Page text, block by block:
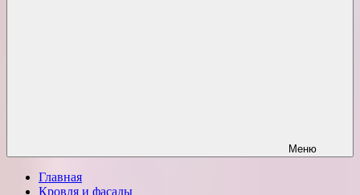
Меню
Главная
Кровля и фасады